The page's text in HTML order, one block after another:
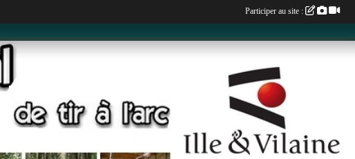
Participer au site :